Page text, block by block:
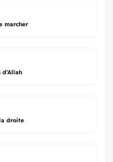
marcher
droite